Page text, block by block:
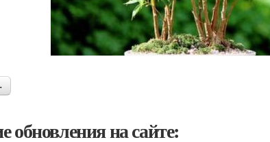
обновления на сайте: